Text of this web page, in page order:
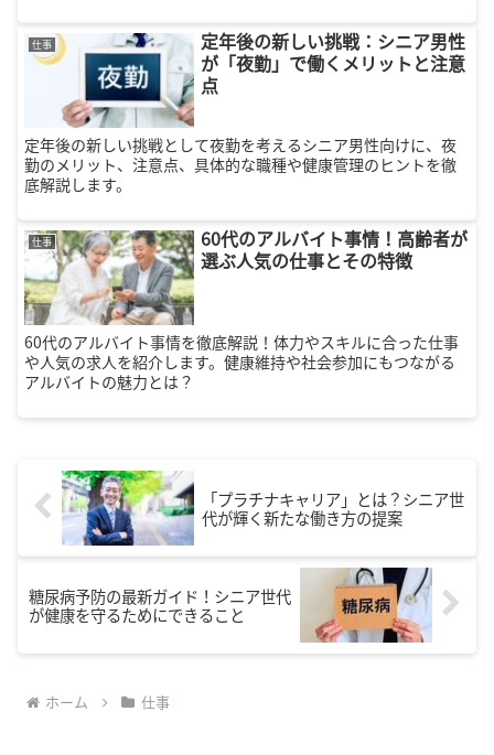
仕事
定年後の新しい挑戦：シニア男性
が「夜勤」で働くメリットと注意
点
定年後の新しい挑戦として夜勤を考えるシニア男性向けに、夜
勤のメリット、注意点、具体的な職種や健康管理のヒントを徹
底解説します。
仕事
60代のアルバイト事情！高齢者が
選ぶ人気の仕事とその特徴
60代のアルバイト事情を徹底解説！体力やスキルに合った仕事
や人気の求人を紹介します。健康維持や社会参加にもつながる
アルバイトの魅力とは？
「プラチナキャリア」とは？シニア世
代が輝く新たな働き方の提案
糖尿病予防の最新ガイド！シニア世代
が健康を守るためにできること
ホーム 仕事